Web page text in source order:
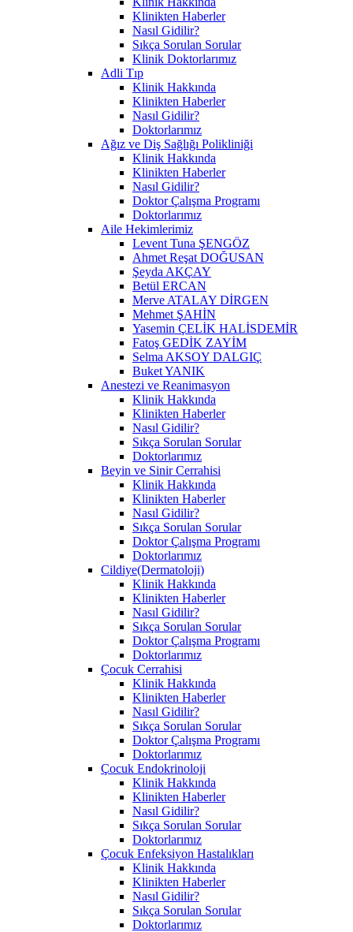
Klinikten Haberler
Nasıl Gidilir?
Sıkça Sorulan Sorular
Klinik Doktorlarımız
Adli Tıp
Klinik Hakkında
Klinikten Haberler
Nasıl Gidilir?
Doktorlarımız
Ağız ve Diş Sağlığı Polikliniği
Klinik Hakkında
Klinikten Haberler
Nasıl Gidilir?
Doktor Çalışma Programı
Doktorlarımız
Aile Hekimlerimiz
Levent Tuna ŞENGÖZ
Ahmet Reşat DOĞUSAN
Şeyda AKÇAY
Betül ERCAN
Merve ATALAY DİRGEN
Mehmet ŞAHİN
Yasemin ÇELİK HALİSDEMİR
Fatoş GEDİK ZAYİM
Selma AKSOY DALGIÇ
Buket YANIK
Anestezi ve Reanimasyon
Klinik Hakkında
Klinikten Haberler
Nasıl Gidilir?
Sıkça Sorulan Sorular
Doktorlarımız
Beyin ve Sinir Cerrahisi
Klinik Hakkında
Klinikten Haberler
Nasıl Gidilir?
Sıkça Sorulan Sorular
Doktor Çalışma Programı
Doktorlarımız
Cildiye(Dermatoloji)
Klinik Hakkında
Klinikten Haberler
Nasıl Gidilir?
Sıkça Sorulan Sorular
Doktor Çalışma Programı
Doktorlarımız
Çocuk Cerrahisi
Klinik Hakkında
Klinikten Haberler
Nasıl Gidilir?
Sıkça Sorulan Sorular
Doktor Çalışma Programı
Doktorlarımız
Çocuk Endokrinoloji
Klinik Hakkında
Klinikten Haberler
Nasıl Gidilir?
Sıkça Sorulan Sorular
Doktorlarımız
Çocuk Enfeksiyon Hastalıkları
Klinik Hakkında
Klinikten Haberler
Nasıl Gidilir?
Sıkça Sorulan Sorular
Doktorlarımız